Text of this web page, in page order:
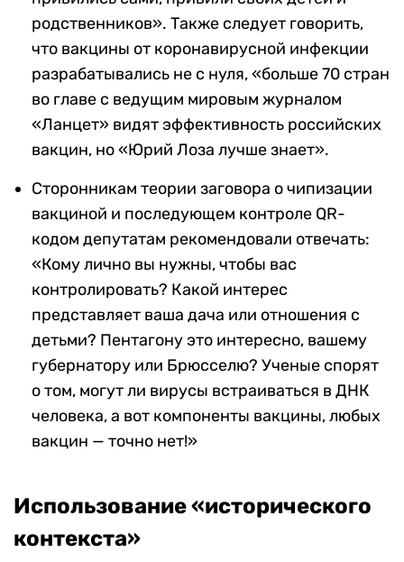
родственников». Также следует говорить,
что вакцины от коронавирусной инфекции
разрабатывались не с нуля, «больше 70 стран
во главе с ведущим мировым журналом
«Ланцет» видят эффективность российских
вакцин, но «Юрий Лоза лучше знает».
Сторонникам теории заговора о чипизации
вакциной и последующем контроле QR-
кодом депутатам рекомендовали отвечать:
«Кому лично вы нужны, чтобы вас
контролировать? Какой интерес
представляет ваша дача или отношения с
детьми? Пентагону это интересно, вашему
губернатору или Брюсселю? Ученые спорят
о том, могут ли вирусы встраиваться в ДНК
человека, а вот компоненты вакцины, любых
вакцин — точно нет!»
Использование «исторического
контекста»